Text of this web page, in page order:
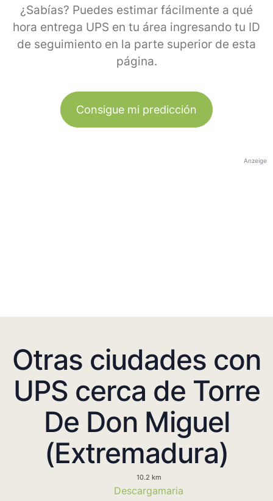
¿Sabías? Puedes estimar fácilmente a qué
hora entrega UPS en tu área ingresando tu ID
de seguimiento en la parte superior de esta
página.
Consigue mi predicción
Anzeige
Otras ciudades con
UPS cerca de Torre
De Don Miguel
(Extremadura)
10.2 km
Descargamaria